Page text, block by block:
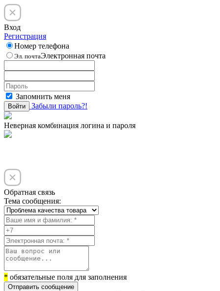
Вход
Регистрация
Номер телефона
Эл. почтаЭлектронная почта
Запомнить меня
Войти Забыли пароль?!
Неверная комбинация логина и пароля
Обратная связь
Тема сообщения:
* обязательные поля для заполнения
Отправить сообщение